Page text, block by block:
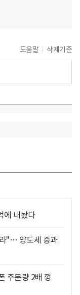
도움말 삭제기준
에 내놨다
"… 양도세 중과
주문량 2배 껑